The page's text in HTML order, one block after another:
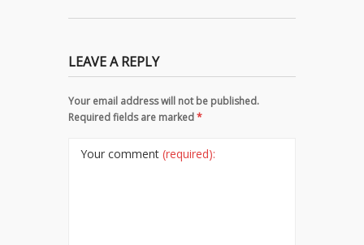
LEAVE A REPLY
Your email address will not be published.
Required fields are marked*
Your comment (required):